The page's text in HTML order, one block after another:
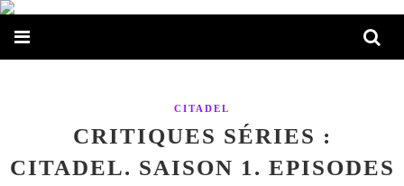
CITADEL
CRITIQUES SÉRIES :
CITADEL. SAISON 1. EPISODES